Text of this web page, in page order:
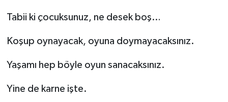
Tabii ki çocuksunuz, ne desek boş…
Koşup oynayacak, oyuna doymayacaksınız.
Yaşamı hep böyle oyun sanacaksınız.
Yine de karne işte.